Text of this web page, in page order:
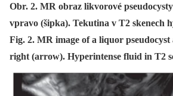
Obr. 2. MR obraz likvorové
vpravo (šipka). Tekutina v T2 skenech
Fig. 2. MR image of a liquor pseudocyst
right (arrow). Hyperintense fluid in T2